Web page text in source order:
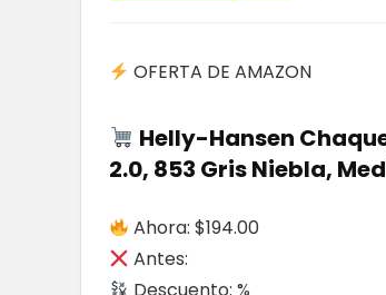
OFERTA DE AMAZON
Helly-Hansen
2.0, 853 Gris Niebla,
Ahora: $194.00
Antes: